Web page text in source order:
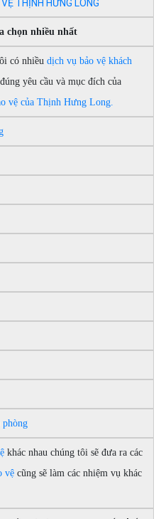
chọn nhiều nhất
có nhiều dịch vụ bảo vệ khách
yêu cầu và mục đích của
vệ của Thịnh Hưng Long.
phòng
khác nhau chúng tôi sẽ đưa ra các
vệ cũng sẽ làm các nhiệm vụ khác